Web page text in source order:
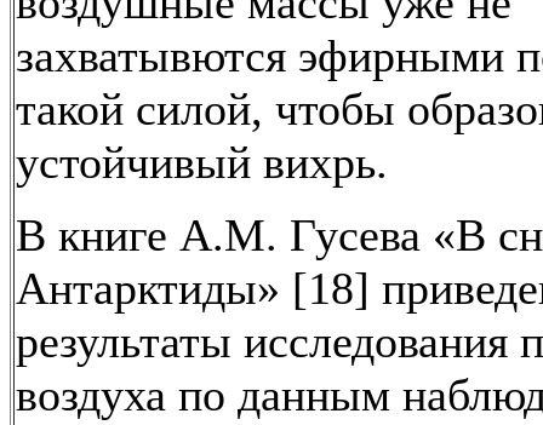
захватывются эфирными
такой силой, чтобы
устойчивый вихрь.
В книге А.М. Гусева «В
Антарктиды» [18]
результаты исследования
воздуха по данным